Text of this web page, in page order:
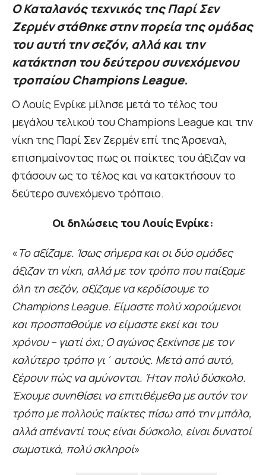
Ο Καταλανός τεχνικός της Παρί Σεν
Ζερμέν στάθηκε στην πορεία της ομάδας
του αυτή την σεζόν, αλλά και την
κατάκτηση του δεύτερου συνεχόμενου
τροπαίου Champions League.
Ο Λουίς Ενρίκε μίλησε μετά το τέλος του
μεγάλου τελικού του Champions League και την
νίκη της Παρί Σεν Ζερμέν επί της Άρσεναλ,
επισημαίνοντας πως οι παίκτες του άξιζαν να
φτάσουν ως το τέλος και να κατακτήσουν το
δεύτερο συνεχόμενο τρόπαιο.
Οι δηλώσεις του Λουίς Ενρίκε:
«Το αξίζαμε. Ίσως σήμερα και οι δύο ομάδες
άξιζαν τη νίκη, αλλά με τον τρόπο που παίξαμε
όλη τη σεζόν, αξίζαμε να κερδίσουμε το
Champions League. Είμαστε πολύ χαρούμενοι
και προσπαθούμε να είμαστε εκεί και του
χρόνου – γιατί όχι; Ο αγώνας ξεκίνησε με τον
καλύτερο τρόπο γι΄ αυτούς. Μετά από αυτό,
ξέρουν πώς να αμύνονται. Ήταν πολύ δύσκολο.
Έχουμε συνηθίσει να επιτιθέμεθα με αυτόν τον
τρόπο με πολλούς παίκτες πίσω από την μπάλα,
αλλά απέναντί τους είναι δύσκολο, είναι δυνατοί
σωματικά, πολύ σκληροί»